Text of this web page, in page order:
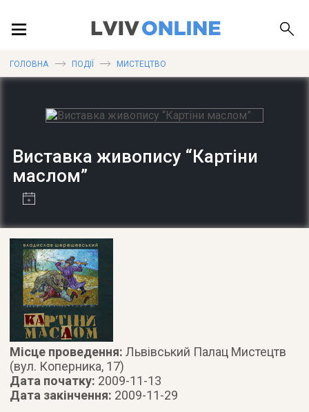
ПУБЛІКАЦІЇ
ДОВІДКА
ГОЛОВНА ПОДІЇ МИСТЕЦТВО
Виставка живопису “Картіни
маслом”
Місце проведення:Львівський Палац Мистецтв
(вул. Коперника, 17)
Дата початку: 2009-11-13
Дата закінчення: 2009-11-29